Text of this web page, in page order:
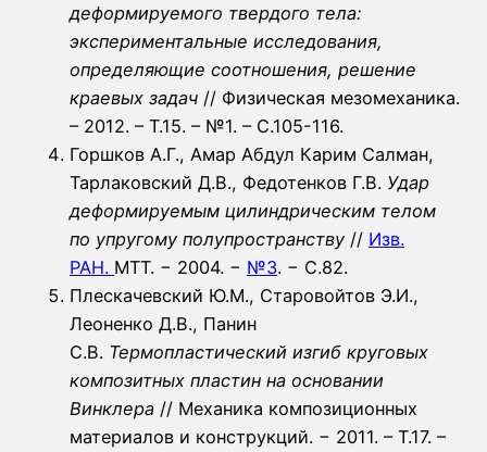
деформируемого твердого тела:
экспериментальные исследования,
определяющие соотношения, решение
краевых задач // Физическая мезомеханика.
– 2012. – Т.15. – №1. – С.105-116.
Горшков А.Г., Амар Абдул Карим Салман,
Тарлаковский Д.В., Федотенков Г.В. Удар
деформируемым цилиндрическим телом
по упругому полупространству // Изв.
РАН. МТТ. − 2004. − №3. − С.82.
Плескачевский Ю.М., Старовойтов Э.И.,
Леоненко Д.В., Панин
С.В. Термопластический изгиб круговых
композитных пластин на основании
Винклера // Механика композиционных
материалов и конструкций. − 2011. – Т.17. –